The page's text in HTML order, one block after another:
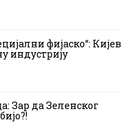
фијаско“: Кијев
индустрију
Зар да Зеленског